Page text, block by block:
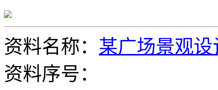
资料名称： 某广场景观设
资料序号：